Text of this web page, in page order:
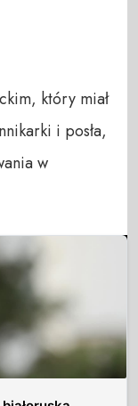
który miał
i posła,
w